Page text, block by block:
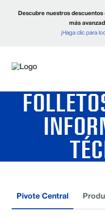
Descubre nuestros
más
¡Haga clic para
Pivote Central